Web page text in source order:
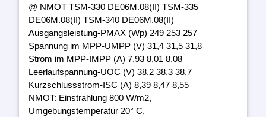
@ NMOT TSM-330 DE06M.08(II) TSM-335
DE06M.08(II) TSM-340 DE06M.08(II)
Ausgangsleistung-PMAX (Wp) 249 253 257
Spannung im MPP-UMPP (V) 31,4 31,5 31,8
Strom im MPP-IMPP (A) 7,93 8,01 8,08
Leerlaufspannung-UOC (V) 38,2 38,3 38,7
Kurzschlussstrom-ISC (A) 8,39 8,47 8,55
NMOT: Einstrahlung 800 W/m2,
Umgebungstemperatur 20° C,